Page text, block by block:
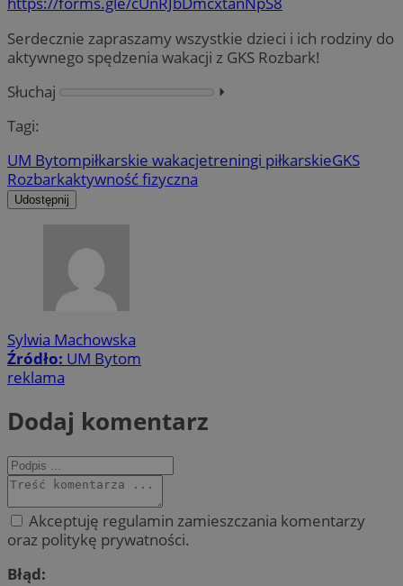
Serdecznie zapraszamy wszystkie dzieci i ich rodziny do
aktywnego spędzenia wakacji z GKS Rozbark!
Słuchaj
⏵︎
Tagi:
UM Bytompiłkarskie wakacjetreningi piłkarskieGKS
Rozbarkaktywność fizyczna
Udostępnij
Sylwia Machowska
Źródło: UM Bytom
reklama
Dodaj komentarz
Akceptuję regulamin zamieszczania komentarzy
oraz politykę prywatności.
Błąd: